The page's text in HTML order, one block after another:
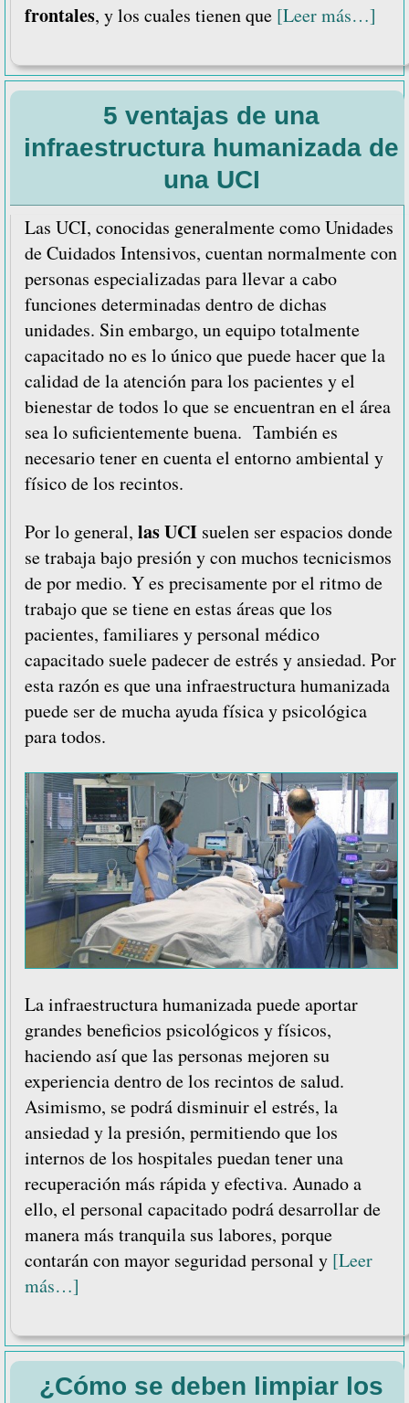
frontales, y los cuales tienen que [Leer más…]
para
5 ventajas de una
infraestructura humanizada de
una UCI
Las UCI, conocidas generalmente como Unidades
de Cuidados Intensivos, cuentan normalmente con
personas especializadas para llevar a cabo
funciones determinadas dentro de dichas
unidades. Sin embargo, un equipo totalmente
capacitado no es lo único que puede hacer que la
calidad de la atención para los pacientes y el
bienestar de todos lo que se encuentran en el área
sea lo suficientemente buena. También es
necesario tener en cuenta el entorno ambiental y
físico de los recintos.
Por lo general, las UCI suelen ser espacios donde
se trabaja bajo presión y con muchos tecnicismos
de por medio. Y es precisamente por el ritmo de
trabajo que se tiene en estas áreas que los
pacientes, familiares y personal médico
capacitado suele padecer de estrés y ansiedad. Por
esta razón es que una infraestructura humanizada
puede ser de mucha ayuda física y psicológica
para todos.
La infraestructura humanizada puede aportar
grandes beneficios psicológicos y físicos,
haciendo así que las personas mejoren su
experiencia dentro de los recintos de salud.
Asimismo, se podrá disminuir el estrés, la
ansiedad y la presión, permitiendo que los
internos de los hospitales puedan tener una
recuperación más rápida y efectiva. Aunado a
ello, el personal capacitado podrá desarrollar de
manera más tranquila sus labores, porque
contarán con mayor seguridad personal y [Leer
más…]
5
ventajas
de
¿Cómo se deben limpiar los